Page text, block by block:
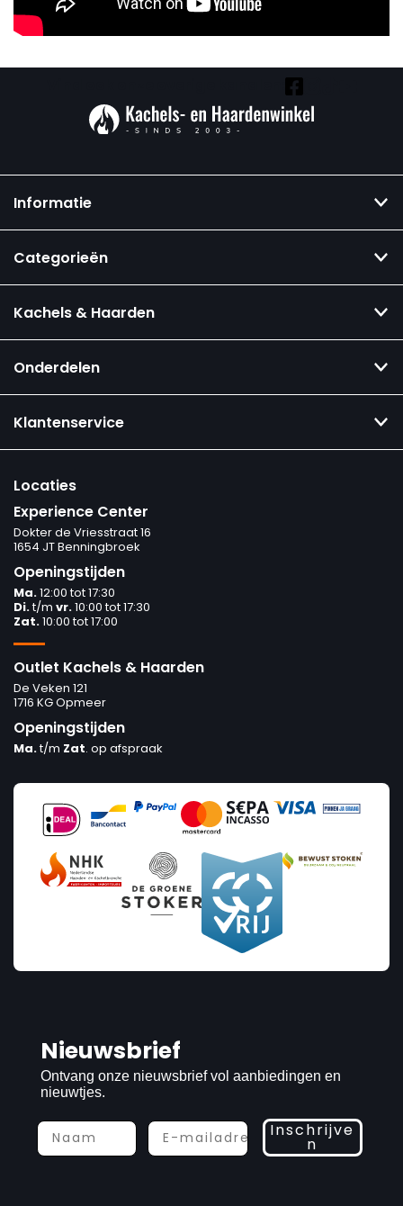
Informatie
Categorieën
Kachels & Haarden
Onderdelen
Klantenservice
Locaties
Experience Center
Dokter de Vriesstraat 16
1654 JT Benningbroek
Openingstijden
Ma.12:00 tot 17:30
Di.t/m vr.10:00 tot 17:30
Zat.10:00 tot 17:00
Outlet Kachels & Haarden
De Veken 121
1716 KG Opmeer
Openingstijden
Ma.t/m Zat. op afspraak
Nieuwsbrief
Ontvang onze nieuwsbrief vol aanbiedingen en
nieuwtjes.
Inschrijve
n